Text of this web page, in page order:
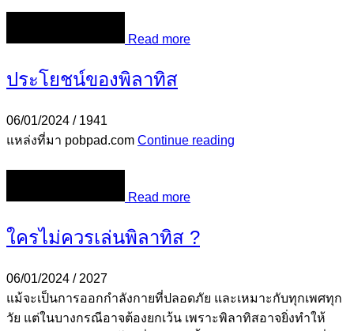
Read more
ประโยชน์ของพิลาทิส
06/01/2024 / 1941
แหล่งที่มา pobpad.com Continue reading
Read more
ใครไม่ควรเล่นพิลาทิส ?
06/01/2024 / 2027
แม้จะเป็นการออกกำลังกายที่ปลอดภัย และเหมาะกับทุกเพศทุก
วัย แต่ในบางกรณีอาจต้องยกเว้น เพราะพิลาทิสอาจยิ่งทำให้